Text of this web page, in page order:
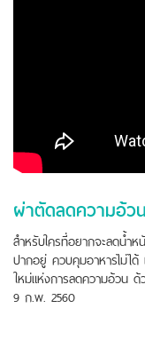
ผ่าตัดลดความอ้ว
สำหรับใครที่อยากจะลดน้ำ
ปากอยู่ ควบคุมอาหารไม่ไ
ใหม่แห่งการลดความอ้วน ด้
9 ก.พ. 2560